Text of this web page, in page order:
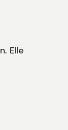
Elle